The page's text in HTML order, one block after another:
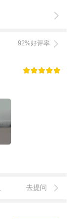
92%好评率
去提问